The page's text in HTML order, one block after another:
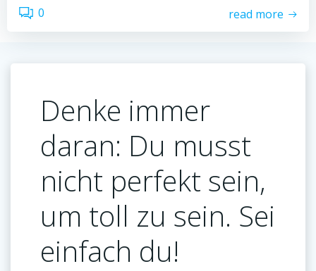
0 read more
Denke immer
daran: Du musst
nicht perfekt sein,
um toll zu sein. Sei
einfach du!